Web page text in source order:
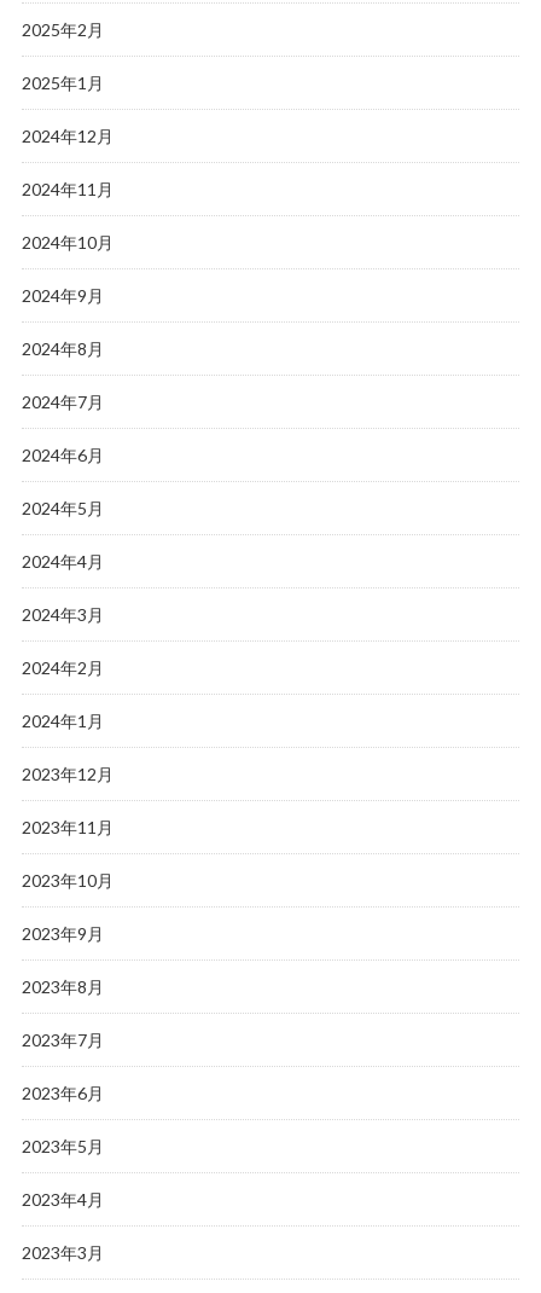
2025年2月
2025年1月
2024年12月
2024年11月
2024年10月
2024年9月
2024年8月
2024年7月
2024年6月
2024年5月
2024年4月
2024年3月
2024年2月
2024年1月
2023年12月
2023年11月
2023年10月
2023年9月
2023年8月
2023年7月
2023年6月
2023年5月
2023年4月
2023年3月